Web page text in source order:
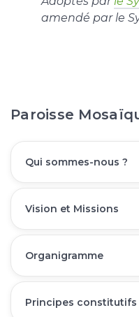
amendé par le
Paroisse
Qui sommes-nous ?
Vision et Missions
Organigramme
Principes constitutifs